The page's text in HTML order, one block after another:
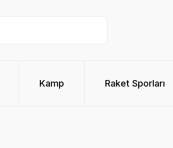
Kamp Raket Sporları